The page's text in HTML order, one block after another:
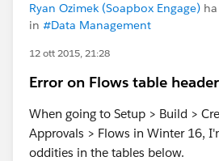
Ryan Ozimek (Soapbox Engage)
in #Data Management
12 ott 2015, 21:28
Error on Flows table
When going to Setup > Build >
Approvals > Flows in Winter 16,
oddities in the tables below.